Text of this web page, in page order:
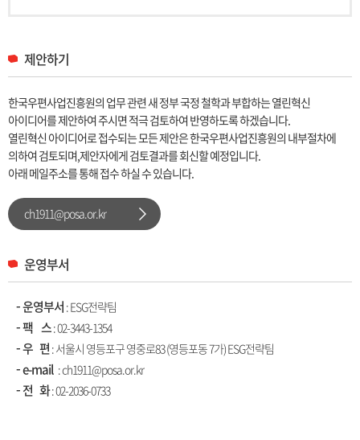
제안하기
한국우편사업진흥원의 업무 관련 새 정부 국정 철학과 부합하는 열린혁신
아이디어를 제안하여 주시면 적극 검토하여 반영하도록 하겠습니다.
열린혁신 아이디어로 접수되는 모든 제안은 한국우편사업진흥원의 내부절차에
의하여 검토되며,제안자에게 검토결과를 회신할 예정입니다.
아래 메일주소를 통해 접수 하실 수 있습니다.
ch1911@posa.or.kr
운영부서
운영부서 : ESG전략팀
팩 스: 02-3443-1354
우 편 : 서울시 영등포구 영중로83 (영등포동 7가) ESG전략팀
e-mail : ch1911@posa.or.kr
전 화:02-2036-0733